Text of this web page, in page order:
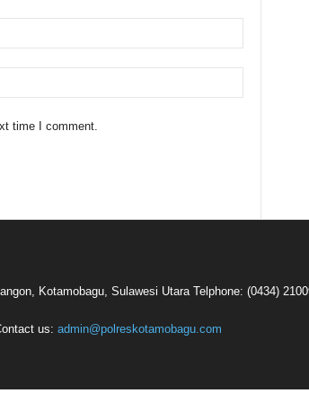
time I comment.
Kotamobagu, Sulawesi Utara Telphone: (0434)
us: admin@polreskotamobagu.com